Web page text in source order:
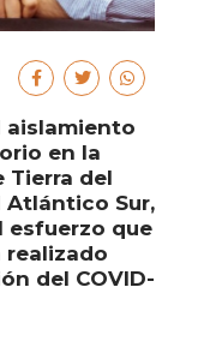
aislamiento
en la
Tierra del
Atlántico Sur,
esfuerzo que
del COVID-